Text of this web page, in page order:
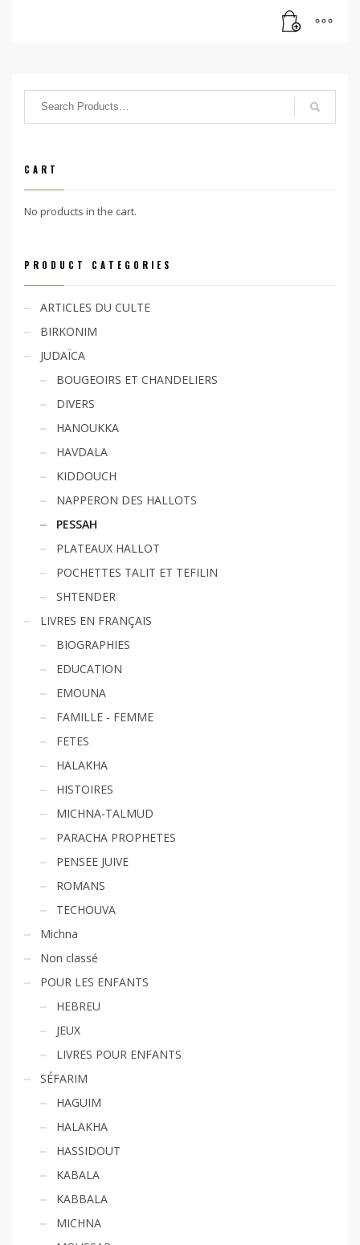
CART
No products in the cart.
PRODUCT CATEGORIES
ARTICLES DU CULTE
BIRKONIM
JUDAÏCA
BOUGEOIRS ET CHANDELIERS
DIVERS
HANOUKKA
HAVDALA
KIDDOUCH
NAPPERON DES HALLOTS
PESSAH
PLATEAUX HALLOT
POCHETTES TALIT ET TEFILIN
SHTENDER
LIVRES EN FRANÇAIS
BIOGRAPHIES
EDUCATION
EMOUNA
FAMILLE - FEMME
FETES
HALAKHA
HISTOIRES
MICHNA-TALMUD
PARACHA PROPHETES
PENSEE JUIVE
ROMANS
TECHOUVA
Michna
Non classé
POUR LES ENFANTS
HEBREU
JEUX
LIVRES POUR ENFANTS
SÉFARIM
HAGUIM
HALAKHA
HASSIDOUT
KABALA
KABBALA
MICHNA